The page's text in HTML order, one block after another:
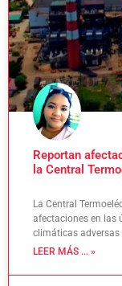
Reportan
la Central
La Central
afectaciones en las
climáticas
LEER MÁS ... »